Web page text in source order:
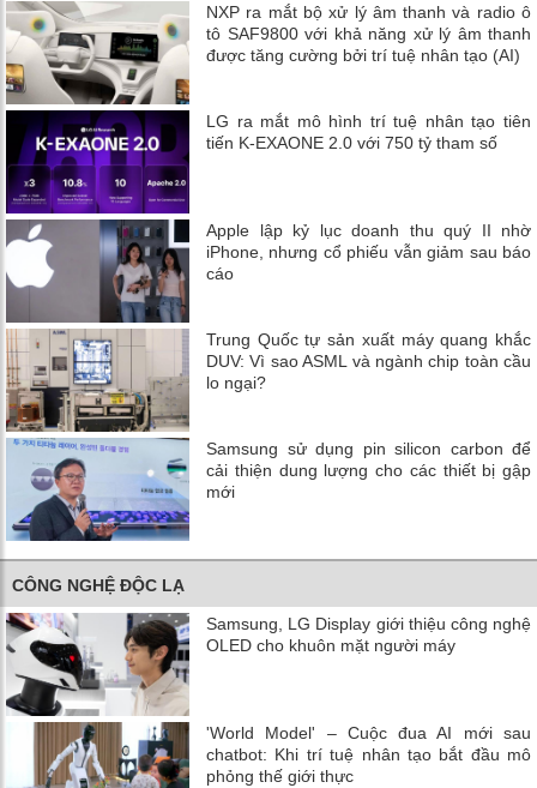
NXP ra mắt bộ xử lý âm thanh và radio ô
tô SAF9800 với khả năng xử lý âm thanh
được tăng cường bởi trí tuệ nhân tạo (AI)
LG ra mắt mô hình trí tuệ nhân tạo tiên
tiến K-EXAONE 2.0 với 750 tỷ tham số
Apple lập kỷ lục doanh thu quý II nhờ
iPhone, nhưng cổ phiếu vẫn giảm sau báo
cáo
Trung Quốc tự sản xuất máy quang khắc
DUV: Vì sao ASML và ngành chip toàn cầu
lo ngại?
Samsung sử dụng pin silicon carbon để
cải thiện dung lượng cho các thiết bị gập
mới
CÔNG NGHỆ ĐỘC LẠ
Samsung, LG Display giới thiệu công nghệ
OLED cho khuôn mặt người máy
'World Model' – Cuộc đua AI mới sau
chatbot: Khi trí tuệ nhân tạo bắt đầu mô
phỏng thế giới thực